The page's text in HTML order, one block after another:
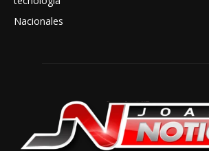
Nacionales